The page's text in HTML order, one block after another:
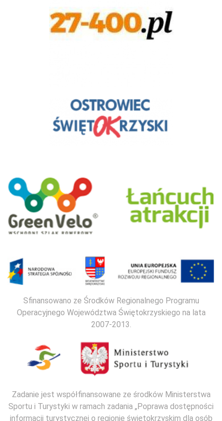
Sfinansowano ze Środków Regionalnego Programu
Operacyjnego Województwa Świętokrzyskiego na lata
2007-2013.
Zadanie jest współfinansowane ze środków Ministerstwa
Sportu i Turystyki w ramach zadania „Poprawa dostępności
informacji turystycznej o regionie świętokrzyskim dla osób